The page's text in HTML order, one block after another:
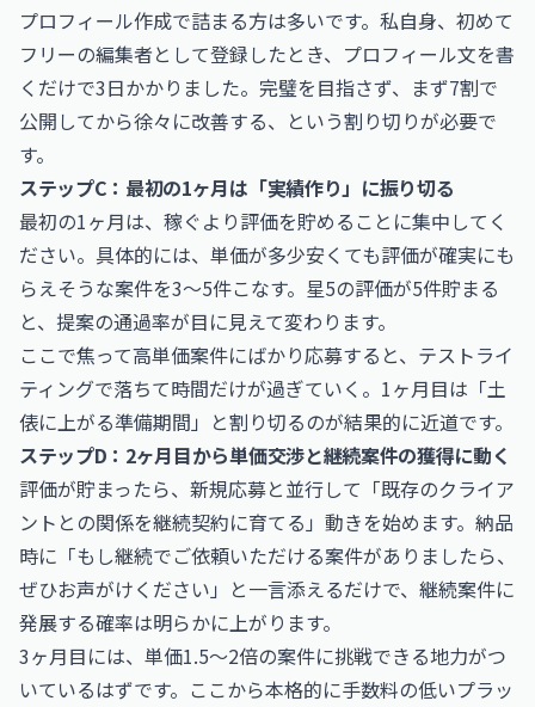
プロフィール作成で詰まる方は多いです。私自身、初めて
フリーの編集者として登録したとき、プロフィール文を書
くだけで3日かかりました。完璧を目指さず、まず7割で
公開してから徐々に改善する、という割り切りが必要で
す。
ステップC：最初の1ヶ月は「実績作り」に振り切る
最初の1ヶ月は、稼ぐより評価を貯めることに集中してく
ださい。具体的には、単価が多少安くても評価が確実にも
らえそうな案件を3〜5件こなす。星5の評価が5件貯まる
と、提案の通過率が目に見えて変わります。
ここで焦って高単価案件にばかり応募すると、テストライ
ティングで落ちて時間だけが過ぎていく。1ヶ月目は「土
俵に上がる準備期間」と割り切るのが結果的に近道です。
ステップD：2ヶ月目から単価交渉と継続案件の獲得に動く
評価が貯まったら、新規応募と並行して「既存のクライア
ントとの関係を継続契約に育てる」動きを始めます。納品
時に「もし継続でご依頼いただける案件がありましたら、
ぜひお声がけください」と一言添えるだけで、継続案件に
発展する確率は明らかに上がります。
3ヶ月目には、単価1.5〜2倍の案件に挑戦できる地力がつ
いているはずです。ここから本格的に手数料の低いプラッ